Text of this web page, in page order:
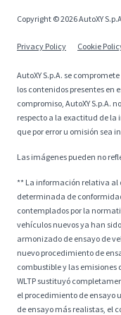
Copyright © 2026 AutoXY
Privacy Policy Cookie
AutoXY S.p.A. se
los contenidos presentes en
compromiso, AutoXY S.p.A.
respecto a la exactitud de la
que por error u omisión sea
Las imágenes pueden no
** La información relativa al
determinada de
contemplados por la
vehículos nuevos ya han
armonizado de ensayo de
nuevo procedimiento de
combustible y las emisiones
WLTP sustituyó
el procedimiento de
de ensayo más realistas, el